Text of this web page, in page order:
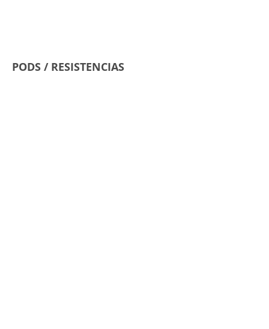
PODS / RESISTENCIAS